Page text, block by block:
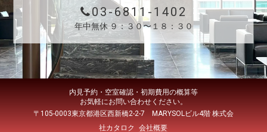
03-6811-1402
年中無休 ９：３０〜１８：３０
内見予約・空室確認・初期費用の概算等
お気軽にお問い合わせください。
〒105-0003東京都港区西新橋2-2-7 MARYSOLビル4階 株式会
社カタロク
会社概要